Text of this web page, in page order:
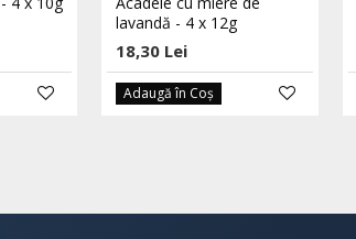
catina eco 60 buc HOYER
27,55 Lei 29,00 Lei
lavandă - 4 x 12g
18,30 Lei
Adaugă în Coş